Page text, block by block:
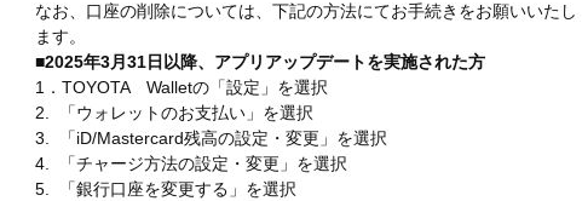
なお、口座の削除については、下記の方法にてお手続きをお願いいたし
ます。
■2025年3月31日以降、アプリアップデートを実施された方
1．TOYOTA Walletの「設定」を選択
2. 「ウォレットのお支払い」を選択
3. 「iD/Mastercard残高の設定・変更」を選択
4. 「チャージ方法の設定・変更」を選択
5. 「銀行口座を変更する」を選択